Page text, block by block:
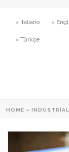
» Italiano »
» Türkçe
HOME »